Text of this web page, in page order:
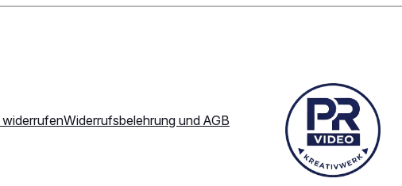
widerrufenWiderrufsbelehrung und AGB